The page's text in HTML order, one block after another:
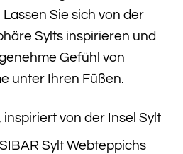
Sie sich von der
Sylts inspirieren und
Gefühl von
unter Ihren Füßen.
von der Insel Sylt
Sylt Webteppichs